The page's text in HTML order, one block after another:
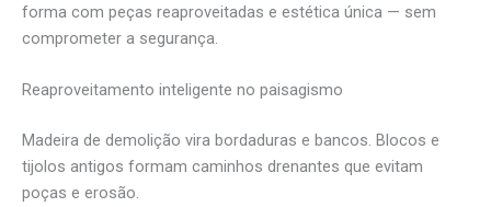
forma com peças reaproveitadas e estética única — sem
comprometer a segurança.
Reaproveitamento inteligente no paisagismo
Madeira de demolição vira bordaduras e bancos. Blocos e
tijolos antigos formam caminhos drenantes que evitam
poças e erosão.